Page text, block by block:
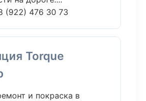
(922) 476 30 73
Torque
и покраска в